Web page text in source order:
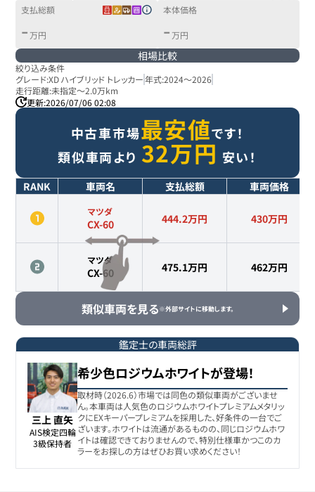
支払総額
- 万円
本体価格
- 万円
相場比較
絞り込み条件
グレード:XD ハイブリッド トレッカー 年式:2024～2026
走行距離:未指定～2.0万km
更新:2026/07/06 02:08
中古車市場最安値です！
類似車両より 32万円 安い！
RANK 車両名 支払総額 車両価格
マツダ
CX-60 444.2万円 430万円
マツダ
CX-60 475.1万円 462万円
類似車両を見る※外部サイトに移動します。
鑑定士の車両総評
三上 直矢
AIS検定四輪
3級保持者
希少色ロジウムホワイトが登場！
取材時（2026.6）市場では同色の類似車両がございませ
ん。本車両は人気色のロジウムホワイトプレミアムメタリッ
クにEXキーパープレミアムを採用した、好条件の一台でご
ざいます。ホワイトは流通があるものの、同じロジウムホワ
イトは確認できておりませんので、特別仕様車かつこのカ
ラーをお探しの方はぜひお買い求めください！